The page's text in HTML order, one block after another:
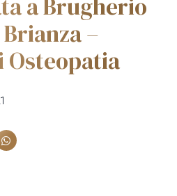
a Brugherio
–
Osteopatia